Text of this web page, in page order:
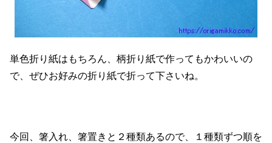
単色折り紙はもちろん、柄折り紙で作ってもかわいいの
で、ぜひお好みの折り紙で折って下さいね。
今回、箸入れ、箸置きと２種類あるので、１種類ずつ順を